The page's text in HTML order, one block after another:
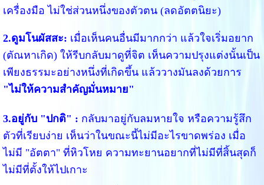
เครื่องมือ ไม่ใช่ส่วนหนึ่งของตัวตน (ลดอัตตนิยะ)
2.ดูมโนผัสสะ: เมื่อเห็นคนอื่นมีมากกว่า แล้วใจเริ่มอยาก
(ตัณหาเกิด) ให้รีบกลับมาดูที่จิต เห็นความปรุงแต่งนั้นเป็น
เพียงธรรมะอย่างหนึ่งที่เกิดขึ้น แล้ววางมันลงด้วยการ
"ไม่ให้ความสำคัญมั่นหมาย"
3.อยู่กับ "ปกติ" : กลับมาอยู่กับลมหายใจ หรือความรู้สึก
ตัวที่เรียบง่าย เห็นว่าในขณะนี้ไม่มีอะไรขาดพร่อง เมื่อ
ไม่มี "อัตตา" ที่หิวโหย ความทะยานอยากที่ไม่มีที่สิ้นสุดก็
ไม่มีที่ตั้งให้ไปเกาะ